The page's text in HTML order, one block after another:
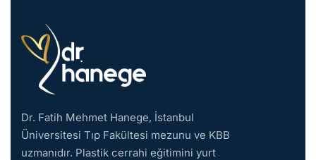
Dr. Fatih Mehmet Hanege, İstanbul
Üniversitesi Tıp Fakültesi mezunu ve KBB
uzmanıdır. Plastik cerrahi eğitimini yurt